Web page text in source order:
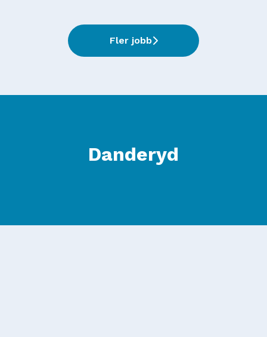
Fler jobb
Danderyd